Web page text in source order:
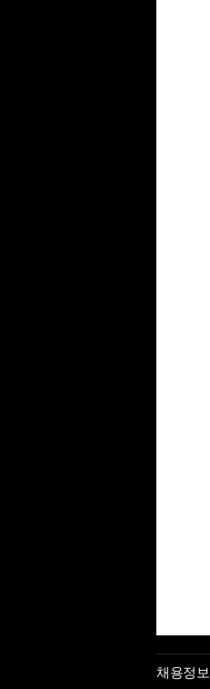
채용정보